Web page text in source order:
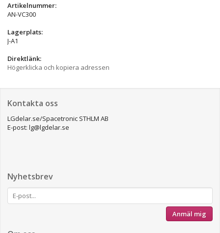
Artikelnummer:
AN-VC300
Lagerplats:
J-A1
Direktlänk:
Högerklicka och kopiera adressen
Kontakta oss
LGdelar.se/Spacetronic STHLM AB
E-post: lg@lgdelar.se
Nyhetsbrev
Anmäl mig